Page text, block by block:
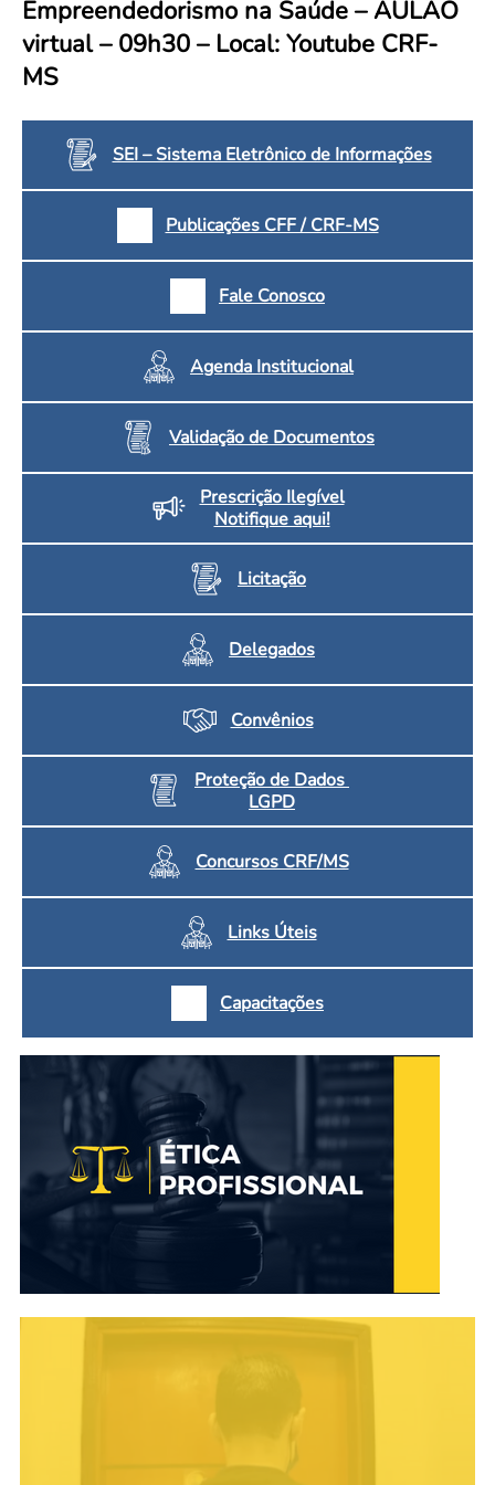
Convenção Coletiva 2025/2026 – Piso salarial Farmácias e Drogaria
Consulta de Farmacêuticos e Estabelecimentos Inscritos no CRF/MS
Saúde Pública e Indígena
Calendário Eleitoral
Candidatos
Votação
Eleições Anteriores
Empreendedorismo na Saúde – AULÃO
virtual – 09h30 – Local: Youtube CRF-
MS
SEI – Sistema Eletrônico de Informações
Publicações CFF / CRF-MS
Fale Conosco
Agenda Institucional
Validação de Documentos
Prescrição Ilegível
Notifique aqui!
Licitação
Delegados
Convênios
Proteção de Dados
LGPD
Concursos CRF/MS
Links Úteis
Capacitações